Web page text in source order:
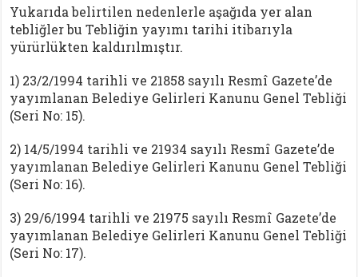
Yukarıda belirtilen nedenlerle aşağıda yer alan
tebliğler bu Tebliğin yayımı tarihi itibarıyla
yürürlükten kaldırılmıştır.
1) 23/2/1994 tarihli ve 21858 sayılı Resmî Gazete’de
yayımlanan Belediye Gelirleri Kanunu Genel Tebliği
(Seri No: 15).
2) 14/5/1994 tarihli ve 21934 sayılı Resmî Gazete’de
yayımlanan Belediye Gelirleri Kanunu Genel Tebliği
(Seri No: 16).
3) 29/6/1994 tarihli ve 21975 sayılı Resmî Gazete’de
yayımlanan Belediye Gelirleri Kanunu Genel Tebliği
(Seri No: 17).